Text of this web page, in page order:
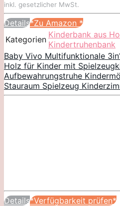
inkl. gesetzlicher MwSt.
Details*Zu Amazon *
Kategorien Kinderbank aus
Kindertruhenbank
Baby Vivo Multifunktionale
Holz für Kinder mit
Aufbewahrungstruhe
Stauraum Spielzeug
Details*Verfügbarkeit prüfen*